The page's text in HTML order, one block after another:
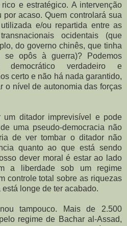
e estratégico. A intervenção
acaso. Quem controlará sua
e/ou repartida entre as
ocidentais (que
do governo chinês, que tinha
opôs à guerra)? Podemos
democrático verdadeiro e
certo e não há nada garantido,
o nível de autonomia das forças
ditador imprevisível e pode
uma pseudo-democracia não
de ver tombar o ditador não
quanto ao que está sendo
dever moral é estar ao lado
a liberdade sob um regime
controle total sobre as riquezas
longe de ter acabado.
tampouco. Mais de 2.500
regime de Bachar al-Assad,